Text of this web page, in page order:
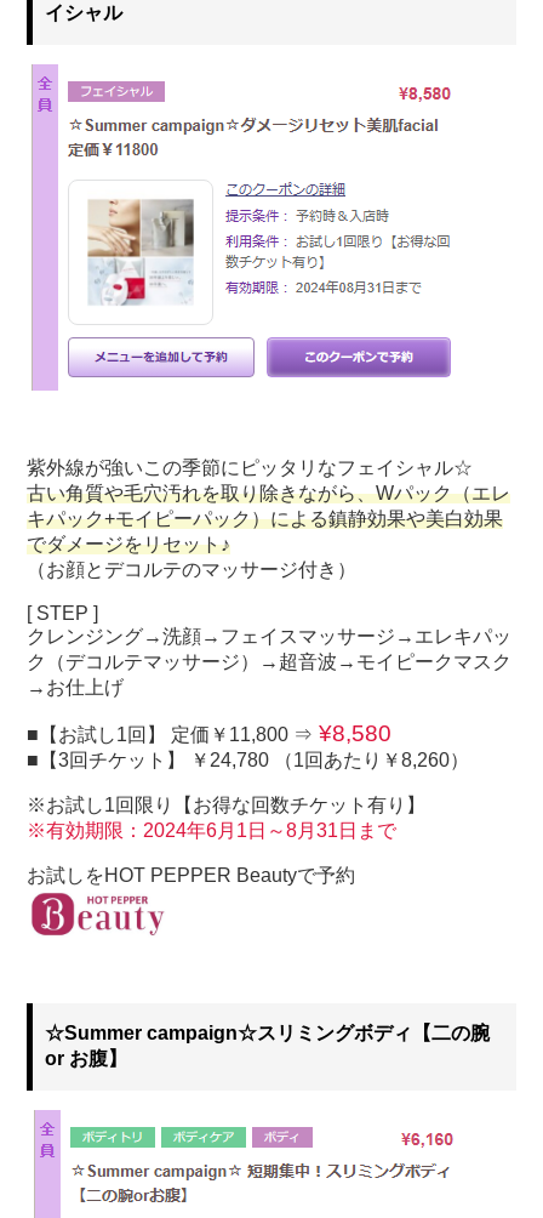
イシャル
紫外線が強いこの季節にピッタリなフェイシャル☆
古い角質や毛穴汚れを取り除きながら、Wパック（エレ
キパック+モイピーパック）による鎮静効果や美白効果
でダメージをリセット♪
（お顔とデコルテのマッサージ付き）
[ STEP ]
クレンジング→洗顔→フェイスマッサージ→エレキパッ
ク（デコルテマッサージ）→超音波→モイピークマスク
→お仕上げ
■【お試し1回】 定価￥11,800 ⇒ ¥8,580
■【3回チケット】 ￥24,780 （1回あたり￥8,260）
※お試し1回限り【お得な回数チケット有り】
※有効期限：2024年6月1日～8月31日まで
お試しをHOT PEPPER Beautyで予約
☆Summer campaign☆スリミングボディ【二の腕
or お腹】